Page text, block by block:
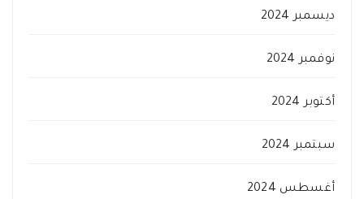
ديسمبر 2024
نوفمبر 2024
أكتوبر 2024
سبتمبر 2024
أغسطس 2024